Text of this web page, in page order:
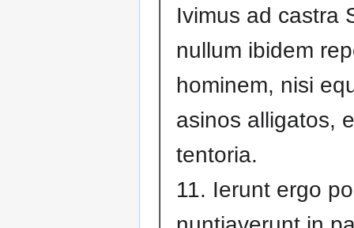
Ivimus ad castra
nullum ibidem
hominem, nisi
asinos alligatos,
tentoria.
11. Ierunt ergo